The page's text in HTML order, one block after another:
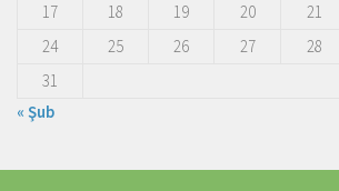
17
18 19 20 21
24
25 26 27 28
31
« Şub